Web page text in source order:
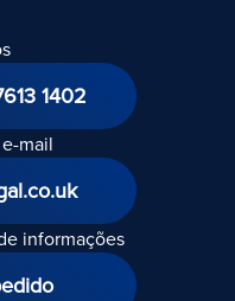
1402
mail
informações